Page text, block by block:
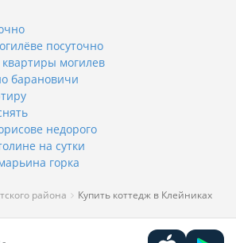
посуточно
могилев
барановичи
недорого
на сутки
горка
района Купить коттедж в Клейниках